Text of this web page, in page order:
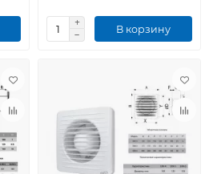
В корзину